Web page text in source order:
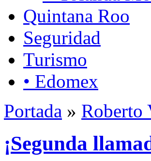
Quintana Roo
Seguridad
Turismo
• Edomex
Portada » Roberto
¡Segunda